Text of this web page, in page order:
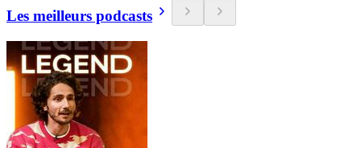
Les meilleurs podcasts